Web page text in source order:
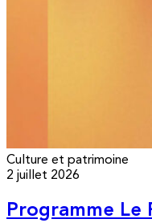
Culture et patrimoine
2 juillet 2026
Programme Le